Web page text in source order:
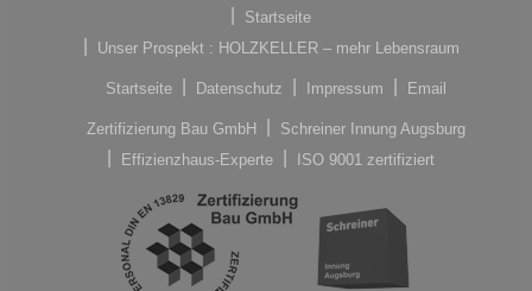
Startseite
Unser Prospekt : HOLZKELLER – mehr Lebensraum
Startseite Datenschutz Impressum Email
Zertifizierung Bau GmbH
Schreiner Innung Augsburg
Effizienzhaus-Experte
ISO 9001 zertifiziert